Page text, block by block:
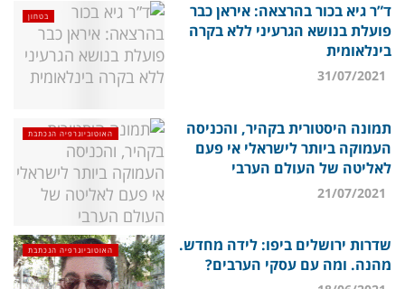
בטחון
ד”ר גיא בכור בהרצאה: איראן כבר
פועלת בנושא הגרעיני ללא בקרה
בינלאומית
האוטוביוגרפיה הנכתבת
תמונה היסטורית בקהיר, והכניסה
העמוקה ביותר לישראלי אי פעם
לאליטה של העולם הערבי
האוטוביוגרפיה הנכתבת
שדרות ירושלים ביפו: לידה מחדש.
מהנה. ומה עם עסקי הערבים?